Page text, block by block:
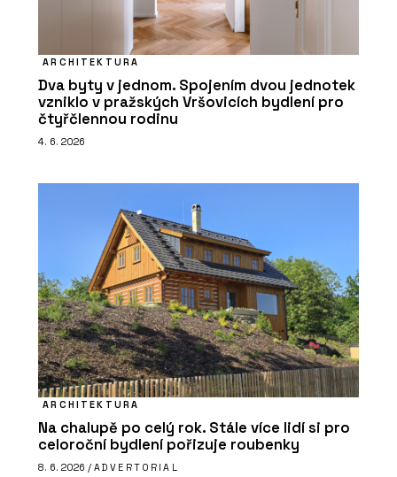
ARCHITEKTURA
Dva byty v jednom. Spojením dvou jednotek
vzniklo v pražských Vršovicích bydlení pro
čtyřčlennou rodinu
4. 6. 2026
ARCHITEKTURA
Na chalupě po celý rok. Stále více lidí si pro
celoroční bydlení pořizuje roubenky
8. 6. 2026 / ADVERTORIAL